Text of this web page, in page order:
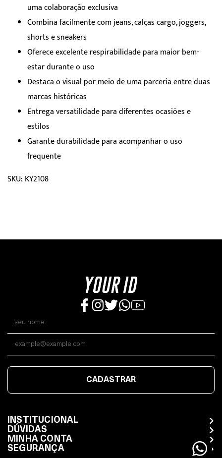
uma colaboração exclusiva
Combina facilmente com jeans, calças cargo, joggers,
shorts e sneakers
Oferece excelente respirabilidade para maior bem-
estar durante o uso
Destaca o visual por meio de uma parceria entre duas
marcas históricas
Entrega versatilidade para diferentes ocasiões e
estilos
Garante durabilidade para acompanhar o uso
frequente
SKU: KY2108
CADASTRAR
INSTITUCIONAL
DÚVIDAS
MINHA CONTA
SEGURANÇA